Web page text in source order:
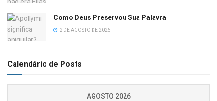
Como Deus Preservou Sua Palavra
2 DE AGOSTO DE 2026
Calendário de Posts
AGOSTO 2026